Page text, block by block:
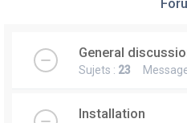
General
Sujets : 23
Installation